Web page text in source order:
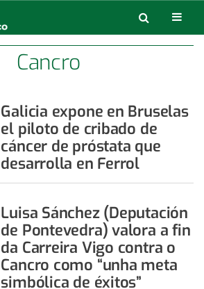
Cancro
Galicia expone en Bruselas
el piloto de cribado de
cáncer de próstata que
desarrolla en Ferrol
Luisa Sánchez (Deputación
de Pontevedra) valora a fin
da Carreira Vigo contra o
Cancro como “unha meta
simbólica de éxitos”